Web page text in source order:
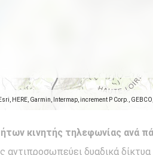
HERE, Garmin, Intermap, increment P Corp.,
κινητής τηλεφωνίας ανά
αντιπροσωπεύει δυαδικά δίκτυα